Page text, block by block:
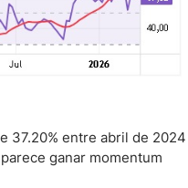
37.20% entre abril de 2024
ganar momentum